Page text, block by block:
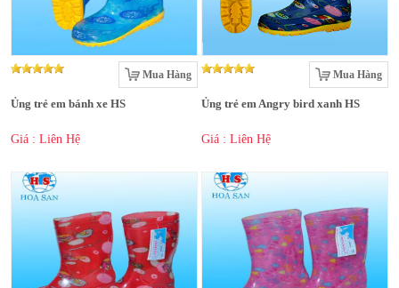
Mua Hàng
Ủng trẻ em bánh xe HS
Giá : Liên Hệ
Mua Hàng
Ủng trẻ em Angry bird xanh HS
Giá : Liên Hệ